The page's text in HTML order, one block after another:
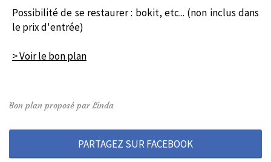
Possibilité de se restaurer : bokit, etc... (non inclus dans
le prix d'entrée)
> Voir le bon plan
Bon plan proposé par Linda
PARTAGEZ SUR FACEBOOK